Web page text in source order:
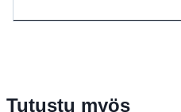
Tutustu myös